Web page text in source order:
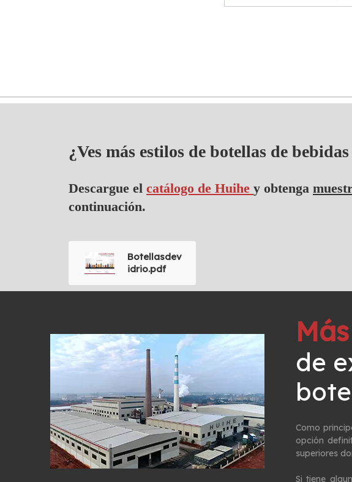
¿Ves más estilos de botellas de
Descargue el catálogo de Huihe y obtenga
continuación.
Botellasdev
idrio.pdf
de
Como
opción
superiores
Si tiene